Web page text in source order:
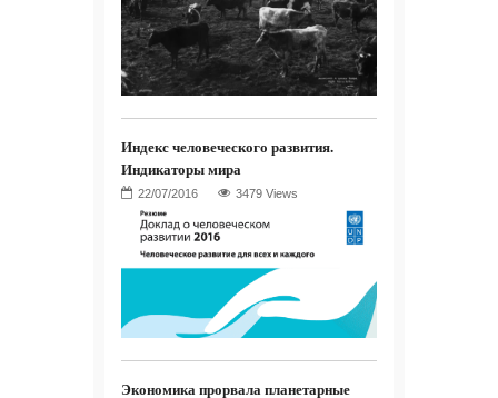
Индекс человеческого развития.
Индикаторы мира
3479 Views
Экономика прорвала планетарные